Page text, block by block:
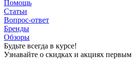
Помощь
Статьи
Вопрос-ответ
Бренды
Обзоры
Будьте всегда в курсе!
Узнавайте о скидках и акциях первым